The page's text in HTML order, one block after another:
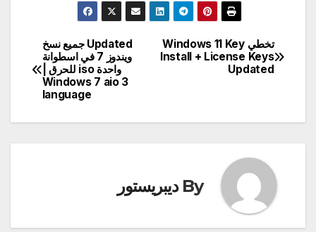
تصفّح
المقالات
Updated جميع نسخ
ويندوز 7 في اسطوانة
واحدة iso للحرق |
Windows 7 aio 3
language
تخطي Windows 11 Key
Install + License Keys
Updated
By ديبريستور